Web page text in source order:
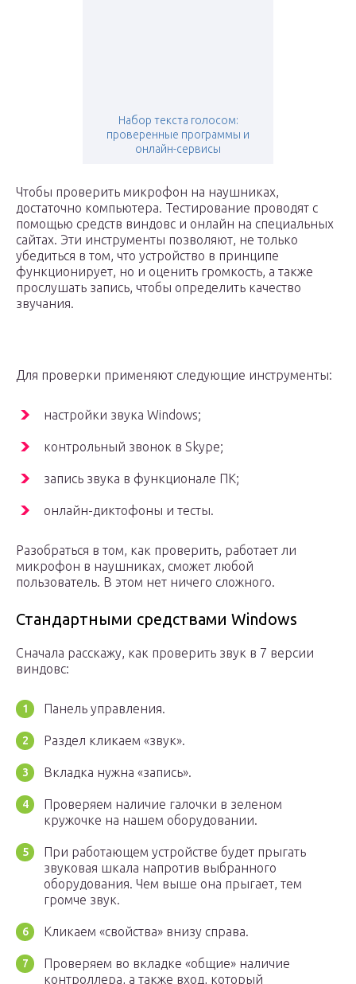
Набор текста голосом:
проверенные программы и
онлайн-сервисы
Чтобы проверить микрофон на наушниках,
достаточно компьютера. Тестирование проводят с
помощью средств виндовс и онлайн на специальных
сайтах. Эти инструменты позволяют, не только
убедиться в том, что устройство в принципе
функционирует, но и оценить громкость, а также
прослушать запись, чтобы определить качество
звучания.
Для проверки применяют следующие инструменты:
настройки звука Windows;
контрольный звонок в Skype;
запись звука в функционале ПК;
онлайн-диктофоны и тесты.
Разобраться в том, как проверить, работает ли
микрофон в наушниках, сможет любой
пользователь. В этом нет ничего сложного.
Стандартными средствами Windows
Сначала расскажу, как проверить звук в 7 версии
виндовс:
Панель управления.
Раздел кликаем «звук».
Вкладка нужна «запись».
Проверяем наличие галочки в зеленом
кружочке на нашем оборудовании.
При работающем устройстве будет прыгать
звуковая шкала напротив выбранного
оборудования. Чем выше она прыгает, тем
громче звук.
Кликаем «свойства» внизу справа.
Проверяем во вкладке «общие» наличие
контроллера, а также вход, который